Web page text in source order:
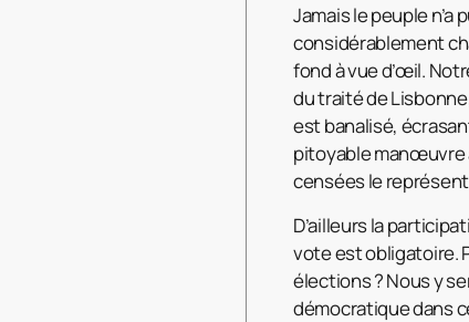
Jamais le peuple
considérablement
fond à vue d’œil.
du traité de
est banalisé,
pitoyable manœuvre
censées le
D’ailleurs la
vote est obligatoire.
élections ? Nous y
démocratique dans